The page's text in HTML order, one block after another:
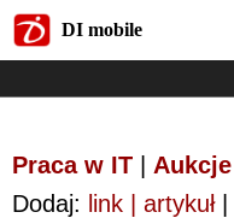
DI mobile
Praca w IT Aukcje
Dodaj: link | artykuł|
DI mobile